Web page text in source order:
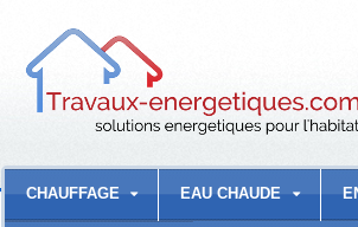
CHAUFFAGE EAU CHAUDE